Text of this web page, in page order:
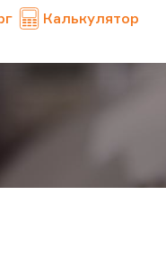
Калькулятор